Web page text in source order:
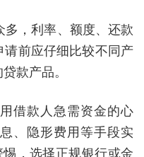
，利率、额度、还款
前应仔细比较不同产
款产品。
借款人急需资金的心
、隐形费用等手段实
，选择正规银行或金